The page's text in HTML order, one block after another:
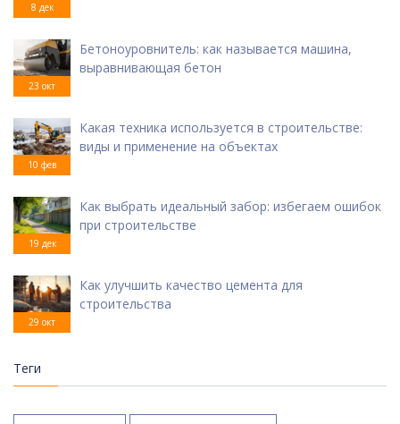
8 дек
23 окт
Бетоноуровнитель: как называется машина,
выравнивающая бетон
10 фев
Какая техника используется в строительстве:
виды и применение на объектах
19 дек
Как выбрать идеальный забор: избегаем ошибок
при строительстве
29 окт
Как улучшить качество цемента для
строительства
Теги